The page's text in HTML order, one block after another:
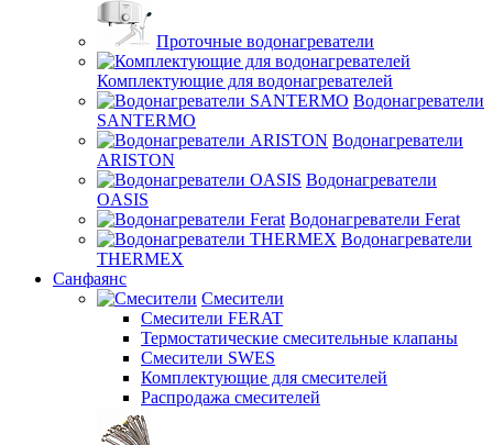
Проточные водонагреватели
Комплектующие для водонагревателей
Водонагреватели
SANTERMO
Водонагреватели
ARISTON
Водонагреватели
OASIS
Водонагреватели Ferat
Водонагреватели
THERMEX
Санфаянс
Смесители
Смесители FERAT
Термостатические смесительные клапаны
Смесители SWES
Комплектующие для смесителей
Распродажа смесителей